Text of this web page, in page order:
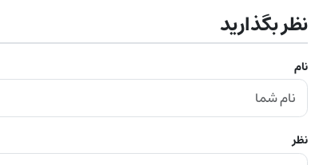
نظر بگذارید
نام
نظر